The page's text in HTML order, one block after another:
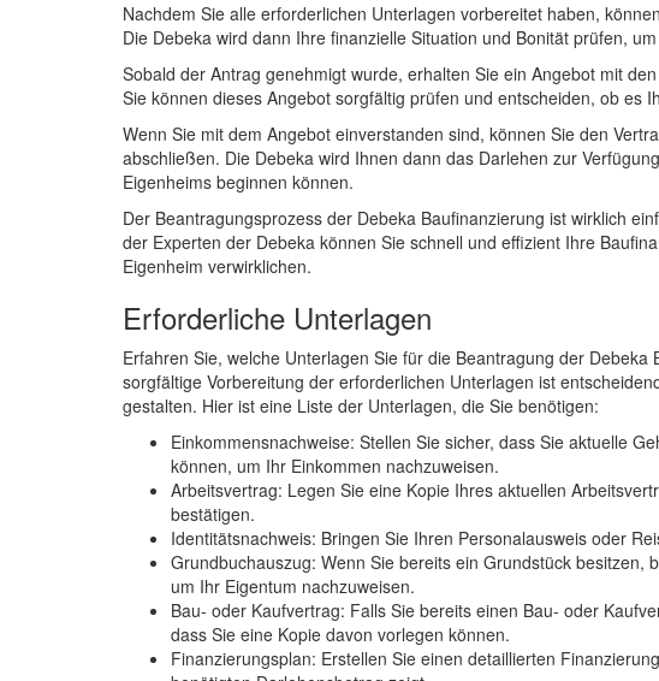
Nachdem Sie alle erforderlichen Unterlagen vorbereitet haben,
Die Debeka wird dann Ihre finanzielle Situation und Bonität prüfen,
Sobald der Antrag genehmigt wurde, erhalten Sie ein Angebot mit
Sie können dieses Angebot sorgfältig prüfen und entscheiden, ob es
Wenn Sie mit dem Angebot einverstanden sind, können Sie den
abschließen. Die Debeka wird Ihnen dann das Darlehen zur
Eigenheims beginnen können.
Der Beantragungsprozess der Debeka Baufinanzierung ist wirklich
der Experten der Debeka können Sie schnell und effizient Ihre
Eigenheim verwirklichen.
Erforderliche Unterlagen
Erfahren Sie, welche Unterlagen Sie für die Beantragung der
sorgfältige Vorbereitung der erforderlichen Unterlagen ist
gestalten. Hier ist eine Liste der Unterlagen, die Sie benötigen:
Einkommensnachweise: Stellen Sie sicher, dass Sie aktuelle
können, um Ihr Einkommen nachzuweisen.
Arbeitsvertrag: Legen Sie eine Kopie Ihres aktuellen
bestätigen.
Identitätsnachweis: Bringen Sie Ihren Personalausweis oder
Grundbuchauszug: Wenn Sie bereits ein Grundstück besitzen,
um Ihr Eigentum nachzuweisen.
Bau- oder Kaufvertrag: Falls Sie bereits einen Bau- oder
dass Sie eine Kopie davon vorlegen können.
Finanzierungsplan: Erstellen Sie einen detaillierten